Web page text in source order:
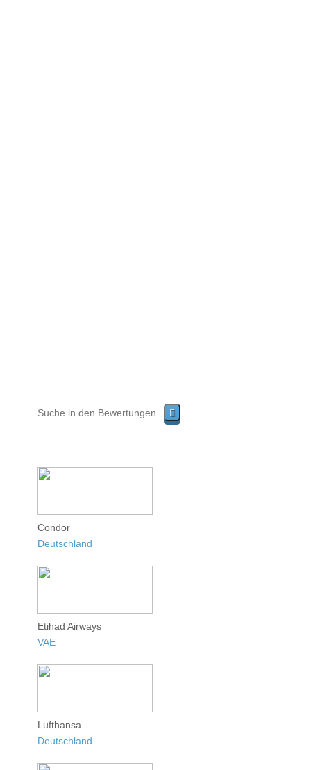
Condor
Deutschland
Etihad Airways
VAE
Lufthansa
Deutschland